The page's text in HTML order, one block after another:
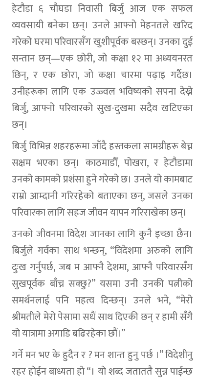
हेटौडा ६ चौघडा निवासी बिर्जु आज एक सफल
व्यवसायी बनेका छन्। उनले आफ्नो मेहनतले खरिद
गरेको घरमा परिवारसँग खुशीपूर्वक बस्छन्। उनका दुई
सन्तान छन्—एक छोरी, जो कक्षा १२ मा अध्ययनरत
छिन्, र एक छोरा, जो कक्षा चारमा पढ़ाइ गर्दैछ।
उनीहरूका लागि एक उज्ज्वल भविष्यको सपना देख्ने
बिर्जु, आफ्नो परिवारको सुख-दुखमा सदैव खटिएका
छन्।
बिर्जु विभिन्न शहरहरूमा जाँदै हस्तकला सामग्रीहरू बेच्न
सक्षम भएका छन्। काठमाडौँ, पोखरा, र हेटौडामा
उनको कामको प्रशंसा हुने गरेको छ। उनले यो कामबाट
राम्रो आम्दानी गरिरहेको बताएका छन्, जसले उनका
परिवारका लागि सहज जीवन यापन गरिराखेका छन्।
उनको जीवनमा विदेश जानका लागि कुनै इच्छा छैन।
बिर्जुले गर्वका साथ भन्छन्, “विदेशमा अरुको लागि
दुःख गर्नुपर्छ, जब म आफ्नै देशमा, आफ्नै परिवारसँग
सुखपूर्वक बाँच्न सक्छु?” यसमा उनी उनकी पत्नीको
समर्थनलाई पनि महत्व दिन्छन्। उनले भने, “मेरो
श्रीमतीले मेरो पेसामा सधैं साथ दिएकी छन् र हामी सँगै
यो यात्रामा अगाडि बढिरहेका छौं।”
गर्ने मन भए के हुदैन र ? मन शान्त हुनु पर्छ ।” विदेशीनु
रहर हाेईन बाध्यता हाे “। याे शब्द जताततै सुन्न पाईन्छ